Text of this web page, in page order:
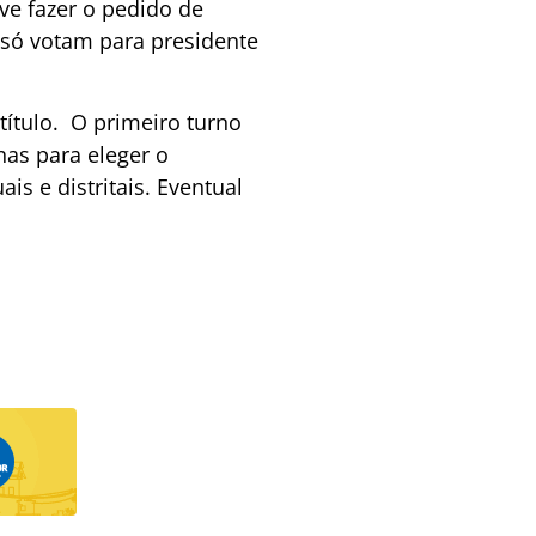
fazer o pedido de
votam para presidente
título. O primeiro turno
para eleger o
e distritais. Eventual